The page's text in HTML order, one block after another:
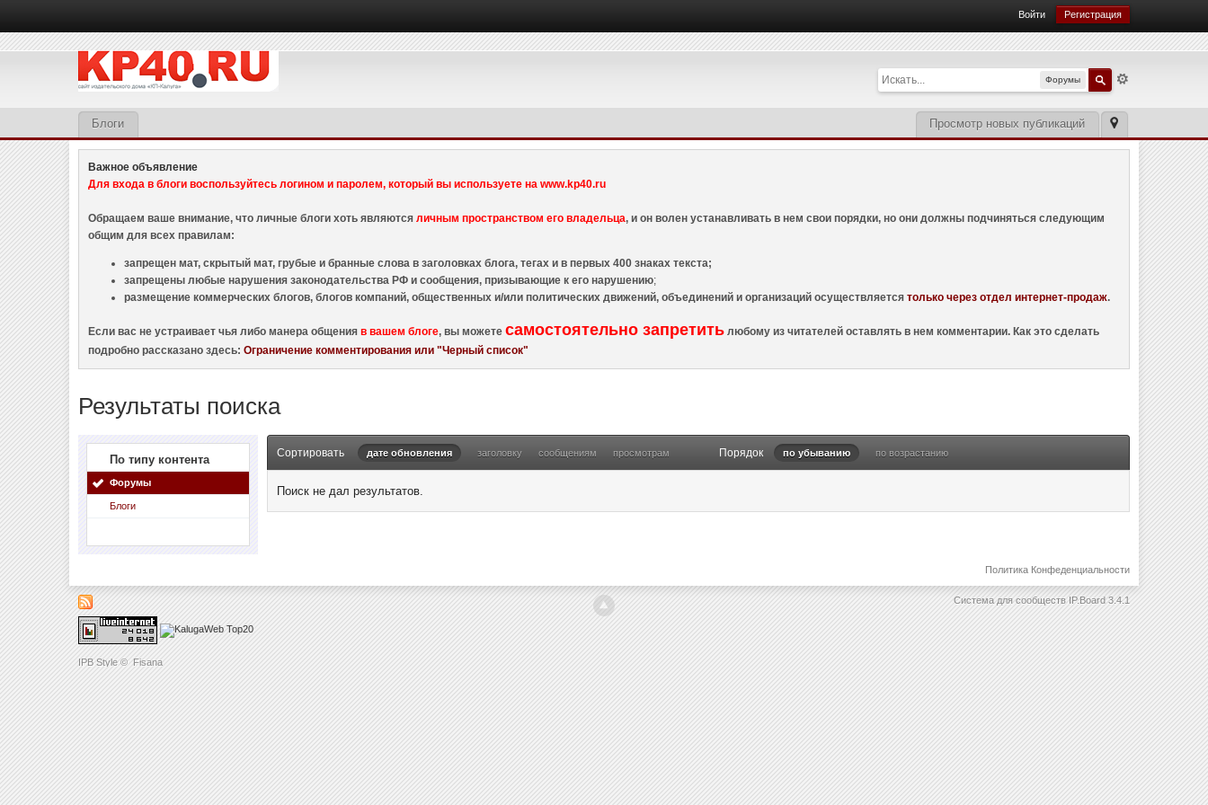
IPB Style © Fisana
Войти Регистрация
Форумы
Просмотр новых публикаций
Блоги
Важное объявление
Для входа в блоги воспользуйтесь логином и паролем, который вы используете на www.kp40.ru
Обращаем ваше внимание, что личные блоги хоть являютсяличным пространством его владельца, и он волен устанавливать в нем свои порядки, но они должны подчиняться следующим
общим для всех правилам:
запрещен мат, скрытый мат, грубые и бранные слова в заголовках блога, тегах и в первых 400 знаках текста;
запрещены любые нарушения законодательства РФ и сообщения, призывающие к его нарушению;
размещение коммерческих блогов, блогов компаний, общественных и/или политических движений, объединений и организаций осуществляетсятолько через отдел интернет-продаж.
Если вас не устраивает чья либо манера общенияв вашем блоге, вы можетесамостоятельно запретить любому из читателей оставлять в нем комментарии. Как это сделать
подробно рассказано здесь:Ограничение комментирования или "Черный список"
Результаты поиска
По типу контента
Форумы
Блоги
Сортировать дате обновления заголовку сообщениям просмотрам Порядок по убыванию по возрастанию
Поиск не дал результатов.
Политика Конфеденциальности
Система для сообществ IP.Board 3.4.1